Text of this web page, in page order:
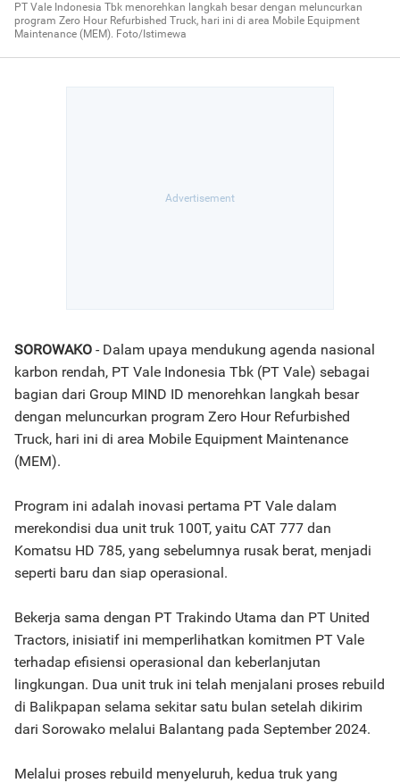
PT Vale Indonesia Tbk menorehkan langkah besar dengan meluncurkan
program Zero Hour Refurbished Truck, hari ini di area Mobile Equipment
Maintenance (MEM). Foto/Istimewa
SOROWAKO - Dalam upaya mendukung agenda nasional
karbon rendah, PT Vale Indonesia Tbk (PT Vale) sebagai
bagian dari Group MIND ID menorehkan langkah besar
dengan meluncurkan program Zero Hour Refurbished
Truck, hari ini di area Mobile Equipment Maintenance
(MEM).
Program ini adalah inovasi pertama PT Vale dalam
merekondisi dua unit truk 100T, yaitu CAT 777 dan
Komatsu HD 785, yang sebelumnya rusak berat, menjadi
seperti baru dan siap operasional.
Bekerja sama dengan PT Trakindo Utama dan PT United
Tractors, inisiatif ini memperlihatkan komitmen PT Vale
terhadap efisiensi operasional dan keberlanjutan
lingkungan. Dua unit truk ini telah menjalani proses rebuild
di Balikpapan selama sekitar satu bulan setelah dikirim
dari Sorowako melalui Balantang pada September 2024.
Melalui proses rebuild menyeluruh, kedua truk yang